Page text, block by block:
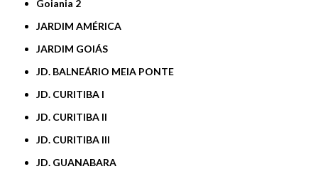
Goiania 2
JARDIM AMÉRICA
JARDIM GOIÁS
JD. BALNEÁRIO MEIA PONTE
JD. CURITIBA I
JD. CURITIBA II
JD. CURITIBA III
JD. GUANABARA